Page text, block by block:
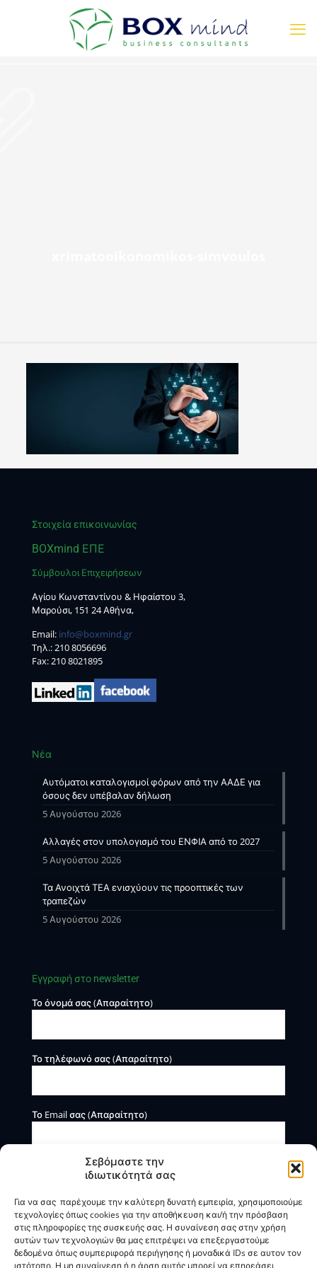
Σεβόμαστε την
ιδιωτικότητά σας
Για να σας παρέχουμε την καλύτερη δυνατή εμπειρία, χρησιμοποιούμε
τεχνολογίες όπως cookies για την αποθήκευση και/ή την πρόσβαση
στις πληροφορίες της συσκευής σας. Η συναίνεση σας στην χρήση
αυτών των τεχνολογιών θα μας επιτρέψει να επεξεργαστούμε
δεδομένα όπως συμπεριφορά περιήγησης ή μοναδικά IDs σε αυτον τον
ιστότοπο. Η μη συναίινεση ή η άρση αυτής μπορεί να επηρεάσει
Στοιχεία επικοινωνίας
BOXmind ΕΠΕ
Σύμβουλοι Επιχειρήσεων
Αγίου Κωνσταντίνου & Ηφαίστου 3,
Μαρούσι, 151 24 Αθήνα,
Email: info@boxmind.gr
Tηλ.:210 8056696
Fax: 210 8021895
Νέα
Αυτόματοι καταλογισμοί φόρων από την ΑΑΔΕ για
όσους δεν υπέβαλαν δήλωση
5 Αυγούστου 2026
Αλλαγές στον υπολογισμό του ΕΝΦΙΑ από το 2027
5 Αυγούστου 2026
Τα Ανοιχτά ΤΕΑ ενισχύουν τις προοπτικές των
τραπεζών
5 Αυγούστου 2026
Εγγραφή στο newsletter
Το όνομά σας (Απαραίτητο)
Το τηλέφωνό σας (Απαραίτητο)
Το Email σας (Απαραίτητο)
Η BOXmind παρέχει πληροφοριακές και συμβουλευτικές
υπηρεσίες. Δεν προσφέρει υπηρεσίες ρύθμισης ή